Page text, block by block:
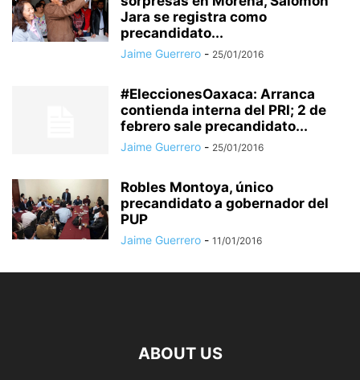
Jara se registra como
precandidato...
Jaime Guerrero - 25/01/2016
#EleccionesOaxaca: Arranca
contienda interna del PRI; 2 de
febrero sale precandidato...
Jaime Guerrero - 25/01/2016
Robles Montoya, único
precandidato a gobernador del
PUP
Jaime Guerrero - 11/01/2016
ABOUT US